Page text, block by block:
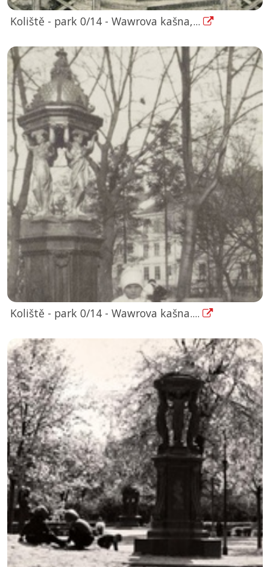
Koliště - park 0/14 - Wawrova kašna,...
Koliště - park 0/14 - Wawrova kašna....